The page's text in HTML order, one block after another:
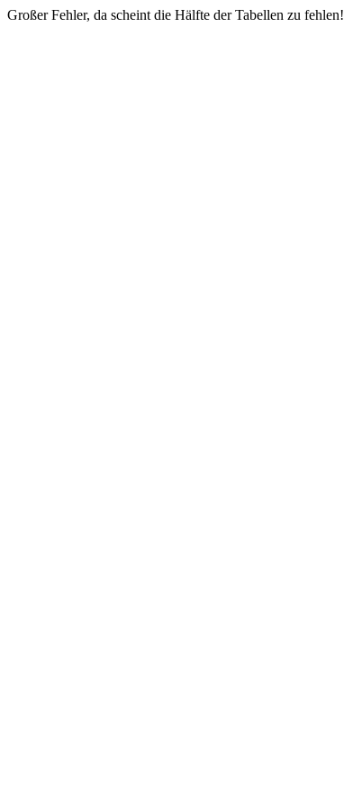
Großer Fehler, da scheint die Hälfte der Tabellen zu fehlen!